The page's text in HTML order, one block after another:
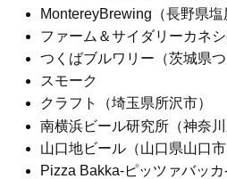
MontereyBrewing（長野県塩
ファーム＆サイダリーカネ
つくばブルワリー（茨城県つ
スモーク
クラフト（埼玉県所沢市）
南横浜ビール研究所（神奈川
山口地ビール（山口県山口市
Pizza Bakka-ピッツァバッカ